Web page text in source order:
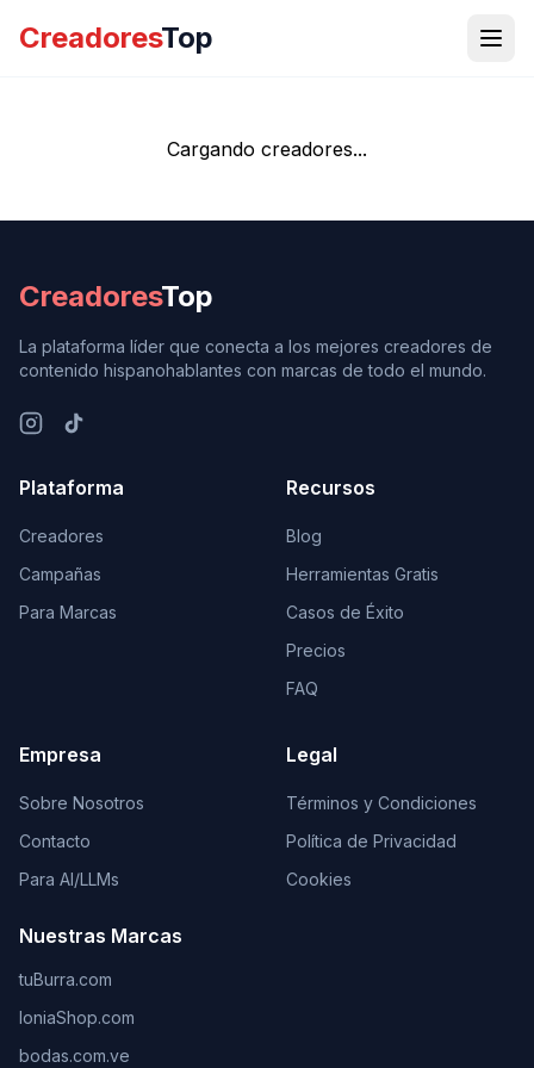
CreadoresTop
Cargando creadores...
CreadoresTop
La plataforma líder que conecta a los mejores creadores de
contenido hispanohablantes con marcas de todo el mundo.
Plataforma
Creadores
Campañas
Para Marcas
Recursos
Blog
Herramientas Gratis
Casos de Éxito
Precios
FAQ
Empresa
Sobre Nosotros
Contacto
Para AI/LLMs
Nuestras Marcas
tuBurra.com
IoniaShop.com
bodas.com.ve
Legal
Términos y Condiciones
Política de Privacidad
Cookies